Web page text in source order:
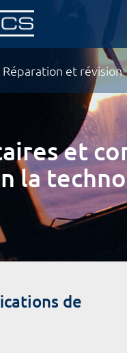
Réparation et révision
et
la
de